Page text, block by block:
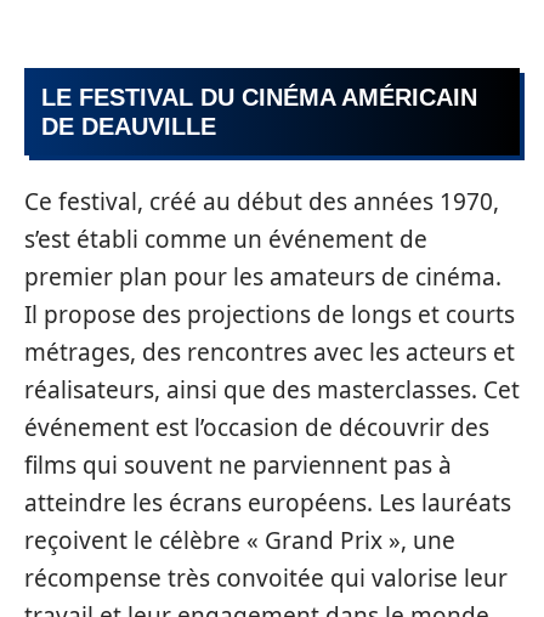
LE FESTIVAL DU CINÉMA AMÉRICAIN
DE DEAUVILLE
Ce festival, créé au début des années 1970,
s’est établi comme un événement de
premier plan pour les amateurs de cinéma.
Il propose des projections de longs et courts
métrages, des rencontres avec les acteurs et
réalisateurs, ainsi que des masterclasses. Cet
événement est l’occasion de découvrir des
films qui souvent ne parviennent pas à
atteindre les écrans européens. Les lauréats
reçoivent le célèbre « Grand Prix », une
récompense très convoitée qui valorise leur